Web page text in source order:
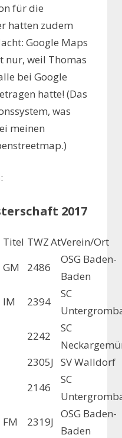
für die
hatten zudem
Google Maps
nur, weil Thomas
bei Google
hatte! (Das
was
meinen
2017
Titel TWZAtVerein/Ort
GM 2486
OSG Baden-
Baden
IM 2394
SC
2242
SC
2305J SV Walldorf
2146
SC
FM 2319J
OSG Baden-
Baden